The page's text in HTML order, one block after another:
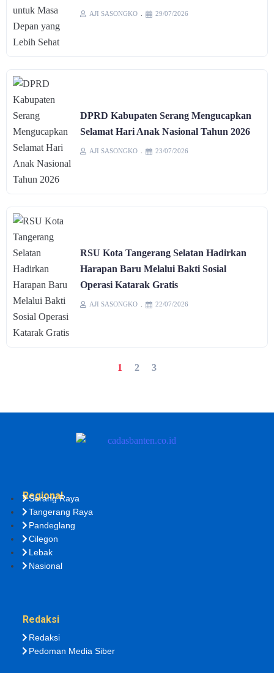
AJI SASONGKO 29/07/2026
DPRD Kabupaten Serang Mengucapkan
Selamat Hari Anak Nasional Tahun 2026
AJI SASONGKO 23/07/2026
RSU Kota Tangerang Selatan Hadirkan
Harapan Baru Melalui Bakti Sosial
Operasi Katarak Gratis
AJI SASONGKO 22/07/2026
1 2 3
Regional
Serang Raya
Tangerang Raya
Pandeglang
Cilegon
Lebak
Nasional
Redaksi
Redaksi
Pedoman Media Siber